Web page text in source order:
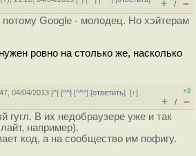
+ / –
потому Google - молодец. Но хэйтерам
ровно на столько же, насколько
04/04/2013 [^] [^^] [^^^] [ответить][↑]
+2
+ / –
гугл. В их недобраузере уже и так
например).
код, а на сообщество им пофигу.